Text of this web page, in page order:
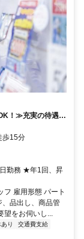
！≫充実の待遇で
歩15分
勤務 ★年1回、昇
フ 雇用形態 パート
品出し、商品管
望をお伺いし...
り
交通費支給